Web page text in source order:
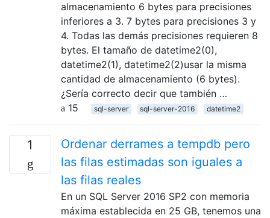
almacenamiento 6 bytes para precisiones
inferiores a 3. 7 bytes para precisiones 3 y
4. Todas las demás precisiones requieren 8
bytes. El tamaño de datetime2(0),
datetime2(1), datetime2(2)usar la misma
cantidad de almacenamiento (6 bytes).
¿Sería correcto decir que también …
15
sql-server sql-server-2016 datetime2
1
Ordenar derrames a tempdb pero
las filas estimadas son iguales a
las filas reales
En un SQL Server 2016 SP2 con memoria
máxima establecida en 25 GB, tenemos una